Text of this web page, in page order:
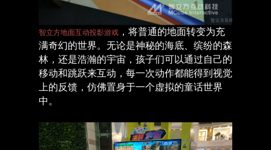
智立方地面互动投影游戏 ，将普通的地面转变为充
满奇幻的世界。无论是神秘的海底、缤纷的森
林，还是浩瀚的宇宙，孩子们可以通过自己的
移动和跳跃来互动，每一次动作都能得到视觉
上的反馈，仿佛置身于一个虚拟的童话世界
中。